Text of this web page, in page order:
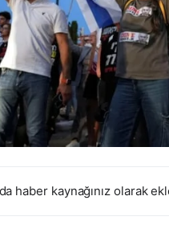
haber kaynağınız olarak